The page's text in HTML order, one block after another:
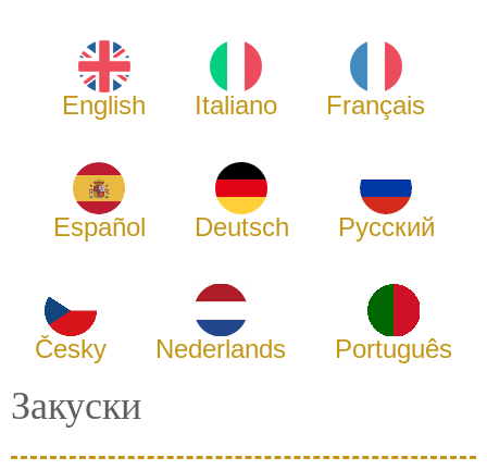
English Italiano Français
Español Deutsch Русский
Česky Nederlands Português
Закуски